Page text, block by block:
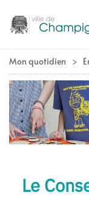
Accéder au
Mon quotidien
Le